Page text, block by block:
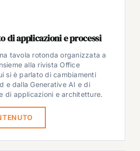
di applicazioni e processi
tavola rotonda organizzata a
alla rivista Office
si è parlato di cambiamenti
e dalla Generative AI e di
di applicazioni e architetture.